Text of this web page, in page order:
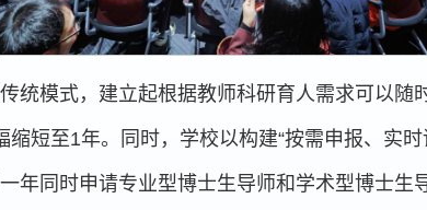
统模式，建立起根据教师科研育人需求可以随
短至1年。同时，学校以构建“按需申报、实
年同时申请专业型博士生导师和学术型博士生